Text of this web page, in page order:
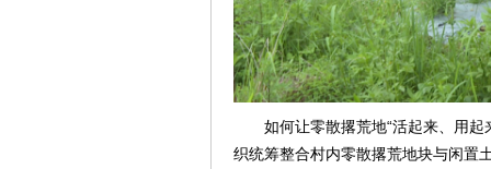
如何让零散撂荒地“活起来、用
织统筹整合村内零散撂荒地块与闲置